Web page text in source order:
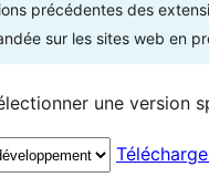
précédentes des
sur les sites web en
une version